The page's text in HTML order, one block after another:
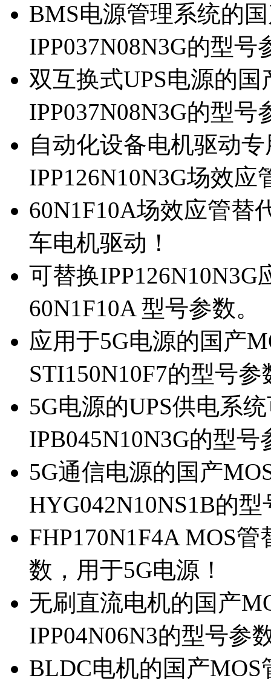
BMS电源管理系统的
IPP037N08N3G的型号
双互换式UPS电源的
IPP037N08N3G的型号
自动化设备电机驱动
IPP126N10N3G场效应
60N1F10A场效应管替
车电机驱动！
可替换
60N1F10A 型号参数。
应用于5G电源的国产
STI150N10F7的型号参
5G电源的UPS供电系
IPB045N10N3G的型号
5G通信电源的国产
HYG042N10NS1B的
FHP170N1F4A MOS
数，用于5G电源！
无刷直流电机的国产
IPP04N06N3的型号参
BLDC电机的国产MOS